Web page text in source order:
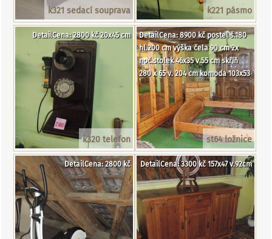
k321 sedací souprava k221 pásmo
k320 telefon
DetailCena: 2800 kč 20x45 cm
st64 ložnice
DetailCena: 8900 kč postel š.180
hl.200 cm výška čela 90 cm 2x
noč.stolek 46x35 v.55 cm skříň
280 x 65 v. 204 cm komoda 103x53
DetailCena: 2800 kč DetailCena: 3300 kč 157x47 v.92cm